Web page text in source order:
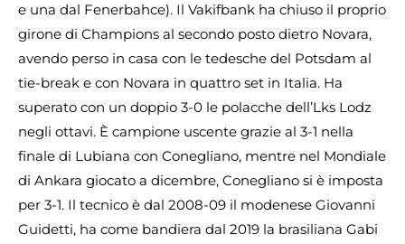
e una dal Fenerbahce). Il Vakifbank ha chiuso il proprio
girone di Champions al secondo posto dietro Novara,
avendo perso in casa con le tedesche del Potsdam al
tie-break e con Novara in quattro set in Italia. Ha
superato con un doppio 3-0 le polacche dell’Lks Lodz
negli ottavi. È campione uscente grazie al 3-1 nella
finale di Lubiana con Conegliano, mentre nel Mondiale
di Ankara giocato a dicembre, Conegliano si è imposta
per 3-1. Il tecnico è dal 2008-09 il modenese Giovanni
Guidetti, ha come bandiera dal 2019 la brasiliana Gabi